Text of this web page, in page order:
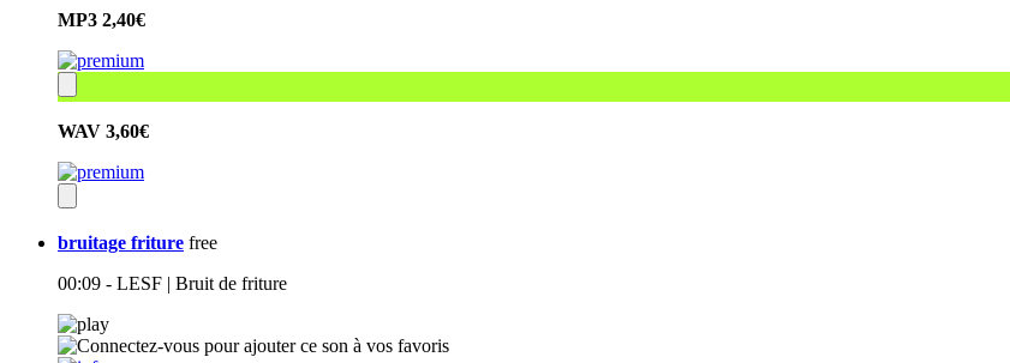
MP3 2,40€
WAV 3,60€
bruitage friture free
00:09 - LESF | Bruit de friture